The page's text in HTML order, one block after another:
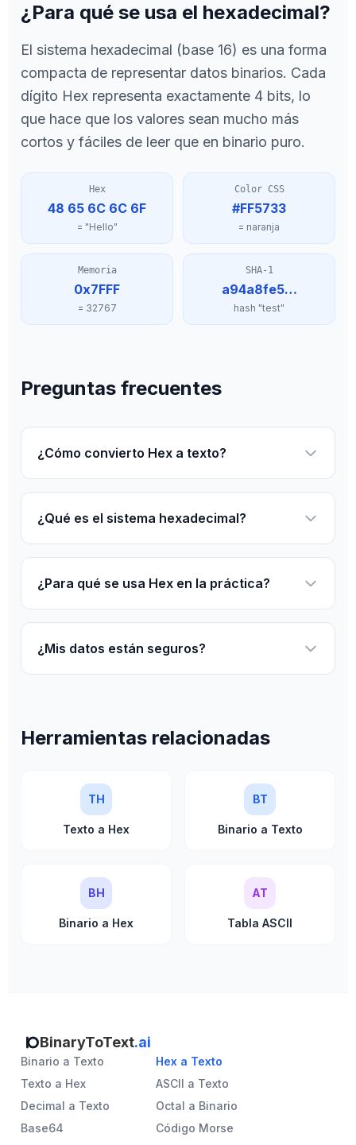
¿Para qué se usa el hexadecimal?
El sistema hexadecimal (base 16) es una forma
compacta de representar datos binarios. Cada
dígito Hex representa exactamente 4 bits, lo
que hace que los valores sean mucho más
cortos y fáciles de leer que en binario puro.
Hex
48 65 6C 6C 6F
= "Hello"
Color CSS
#FF5733
= naranja
Memoria
0x7FFF
= 32767
SHA-1
a94a8fe5…
hash "test"
Preguntas frecuentes
¿Cómo convierto Hex a texto?
¿Qué es el sistema hexadecimal?
¿Para qué se usa Hex en la práctica?
¿Mis datos están seguros?
Herramientas relacionadas
TH
Texto a Hex
BT
Binario a Texto
BH
Binario a Hex
AT
Tabla ASCII
BinaryToText.ai
Binario a Texto
Hex a Texto
Texto a Hex
ASCII a Texto
Decimal a Texto
Octal a Binario
Base64
Código Morse